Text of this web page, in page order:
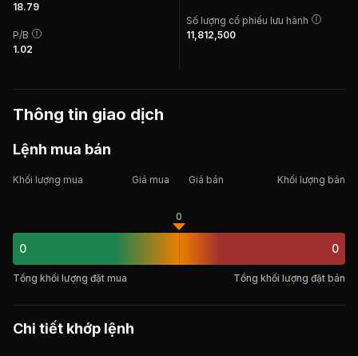
18.79
P/B
1.02
Số lượng cổ phiếu lưu hành
11,812,500
Thông tin giao dịch
Lệnh mua bán
Khối lượng mua Giá mua Giá bán Khối lượng bán
0
0
0
Tổng khối lượng đặt mua Tổng khối lượng đặt bán
Chi tiết khớp lệnh